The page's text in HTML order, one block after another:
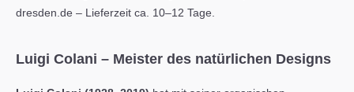
dresden.de – Lieferzeit ca. 10–12 Tage.
Luigi Colani – Meister des natürlichen Designs